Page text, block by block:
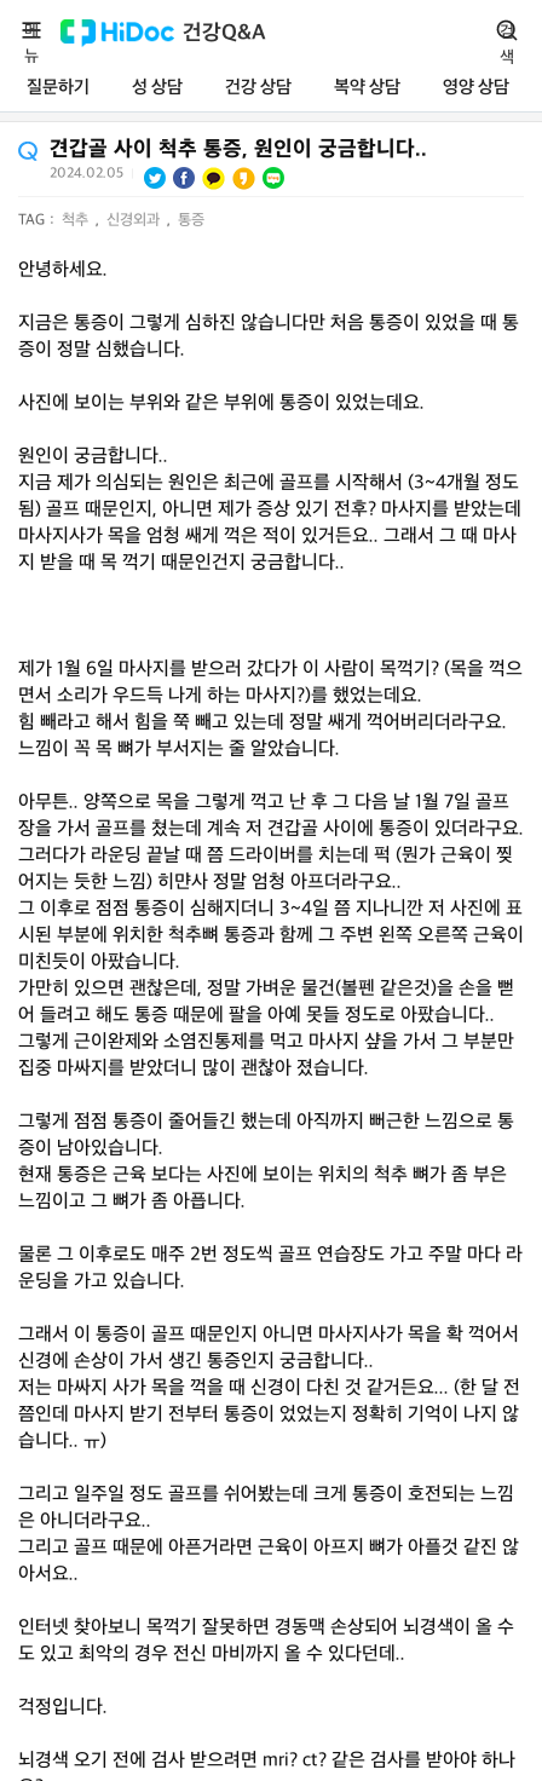
건강Q&A
질문하기 성 상담 건강 상담 복약 상담 영양 상담
메
뉴
검
색
견갑골 사이 척추 통증, 원인이 궁금합니다..
2024.02.05
TAG : 척추 , 신경외과 , 통증
안녕하세요.
지금은 통증이 그렇게 심하진 않습니다만 처음 통증이 있었을 때 통
증이 정말 심했습니다.
사진에 보이는 부위와 같은 부위에 통증이 있었는데요.
원인이 궁금합니다..
지금 제가 의심되는 원인은 최근에 골프를 시작해서 (3~4개월 정도
됨) 골프 때문인지, 아니면 제가 증상 있기 전후? 마사지를 받았는데
마사지사가 목을 엄청 쌔게 꺽은 적이 있거든요.. 그래서 그 때 마사
지 받을 때 목 꺽기 때문인건지 궁금합니다..
제가 1월 6일 마사지를 받으러 갔다가 이 사람이 목꺽기? (목을 꺽으
면서 소리가 우드득 나게 하는 마사지?)를 했었는데요.
힘 빼라고 해서 힘을 쭉 빼고 있는데 정말 쌔게 꺽어버리더라구요.
느낌이 꼭 목 뼈가 부서지는 줄 알았습니다.
아무튼.. 양쪽으로 목을 그렇게 꺽고 난 후 그 다음 날 1월 7일 골프
장을 가서 골프를 쳤는데 계속 저 견갑골 사이에 통증이 있더라구요.
그러다가 라운딩 끝날 때 쯤 드라이버를 치는데 퍽 (뭔가 근육이 찢
어지는 듯한 느낌) 히먄사 정말 엄청 아프더라구요..
그 이후로 점점 통증이 심해지더니 3~4일 쯤 지나니깐 저 사진에 표
시된 부분에 위치한 척추뼈 통증과 함께 그 주변 왼쪽 오른쪽 근육이
미친듯이 아팠습니다.
가만히 있으면 괜찮은데, 정말 가벼운 물건(볼펜 같은것)을 손을 뻗
어 들려고 해도 통증 때문에 팔을 아예 못들 정도로 아팠습니다..
그렇게 근이완제와 소염진통제를 먹고 마사지 샾을 가서 그 부분만
집중 마싸지를 받았더니 많이 괜찮아 졌습니다.
그렇게 점점 통증이 줄어들긴 했는데 아직까지 뻐근한 느낌으로 통
증이 남아있습니다.
현재 통증은 근육 보다는 사진에 보이는 위치의 척추 뼈가 좀 부은
느낌이고 그 뼈가 좀 아픕니다.
물론 그 이후로도 매주 2번 정도씩 골프 연습장도 가고 주말 마다 라
운딩을 가고 있습니다.
그래서 이 통증이 골프 때문인지 아니면 마사지사가 목을 확 꺽어서
신경에 손상이 가서 생긴 통증인지 궁금합니다..
저는 마싸지 사가 목을 꺽을 때 신경이 다친 것 같거든요... (한 달 전
쯤인데 마사지 받기 전부터 통증이 었었는지 정확히 기억이 나지 않
습니다.. ㅠ)
그리고 일주일 정도 골프를 쉬어봤는데 크게 통증이 호전되는 느낌
은 아니더라구요..
그리고 골프 때문에 아픈거라면 근육이 아프지 뼈가 아플것 같진 않
아서요..
인터넷 찾아보니 목꺽기 잘못하면 경동맥 손상되어 뇌경색이 올 수
도 있고 최악의 경우 전신 마비까지 올 수 있다던데..
걱정입니다.
뇌경색 오기 전에 검사 받으려면 mri? ct? 같은 검사를 받아야 하나